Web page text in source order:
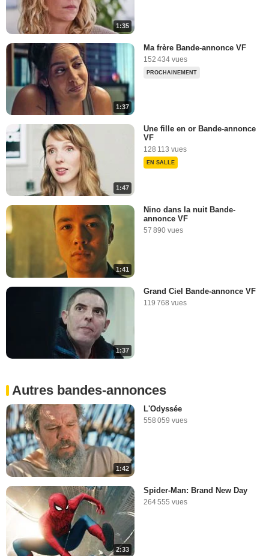
1:35
1:37
Ma frère Bande-annonce VF
152 434 vues
PROCHAINEMENT
1:47
Une fille en or Bande-annonce
VF
128 113 vues
EN SALLE
1:41
Nino dans la nuit Bande-
annonce VF
57 890 vues
1:37
Grand Ciel Bande-annonce VF
119 768 vues
Autres bandes-annonces
1:42
L'Odyssée
558 059 vues
2:33
Spider-Man: Brand New Day
264 555 vues